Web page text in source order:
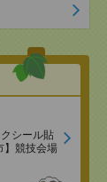
シール貼
】競技会場